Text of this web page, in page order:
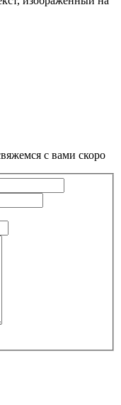
с вами скоро